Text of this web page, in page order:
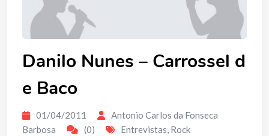
Danilo Nunes – Carrossel d
e Baco
01/04/2011
Antonio Carlos da Fonseca
Barbosa
(0) Entrevistas, Rock